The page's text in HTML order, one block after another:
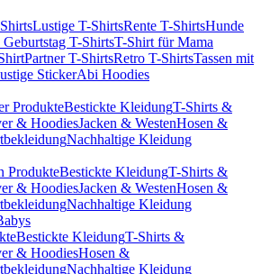
Lustige T-ShirtsRente T-ShirtsHunde
Geburtstag T-ShirtsT-Shirt für Mama
Partner T-ShirtsRetro T-ShirtsTassen mit
StickerAbi Hoodies
ProdukteBestickte KleidungT-Shirts &
& HoodiesJacken & WestenHosen &
Nachhaltige Kleidung
ProdukteBestickte KleidungT-Shirts &
& HoodiesJacken & WestenHosen &
Nachhaltige Kleidung
Bestickte KleidungT-Shirts &
& HoodiesHosen &
Nachhaltige Kleidung